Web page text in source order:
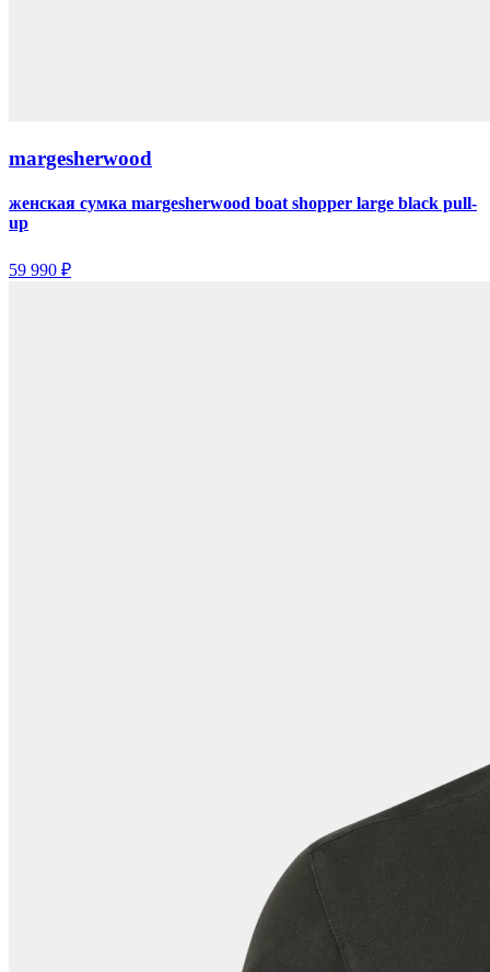
margesherwood
женская сумка margesherwood boat shopper large black pull-
up
59 990 ₽